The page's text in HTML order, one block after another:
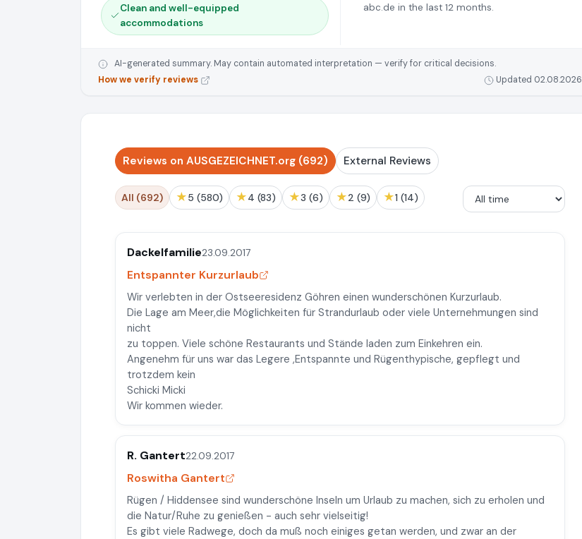
Clean and well-equipped
accommodations
abc.de in the last 12 months.
AI-generated summary. May contain automated interpretation — verify for critical decisions.
How we verify reviews
Updated 02.08.2026
Reviews on AUSGEZEICHNET.org (692) External Reviews
All (692) ★ 5 (580) ★ 4 (83) ★ 3 (6) ★ 2 (9) ★ 1 (14)
Dackelfamilie23.09.2017
Entspannter Kurzurlaub
Wir verlebten in der Ostseeresidenz Göhren einen wunderschönen Kurzurlaub.
Die Lage am Meer,die Möglichkeiten für Strandurlaub oder viele Unternehmungen sind
nicht
zu toppen. Viele schöne Restaurants und Stände laden zum Einkehren ein.
Angenehm für uns war das Legere ,Entspannte und Rügenthypische, gepflegt und
trotzdem kein
Schicki Micki
Wir kommen wieder.
R. Gantert22.09.2017
Roswitha Gantert
Rügen / Hiddensee sind wunderschöne Inseln um Urlaub zu machen, sich zu erholen und
die Natur/Ruhe zu genießen - auch sehr vielseitig!
Es gibt viele Radwege, doch da muß noch einiges getan werden, und zwar an der